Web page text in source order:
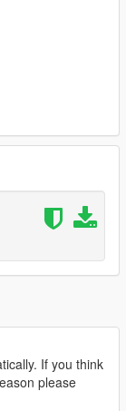
If you think
please